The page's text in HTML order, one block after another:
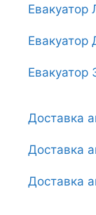
Евакуатор
Евакуатор
Евакуатор
Доставка
Доставка
Доставка